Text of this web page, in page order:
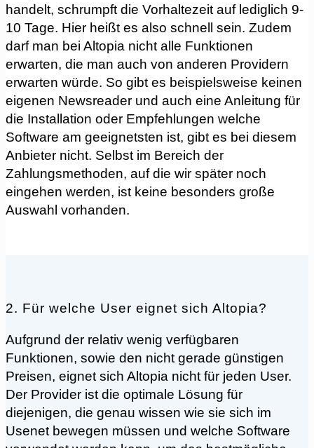
handelt, schrumpft die Vorhaltezeit auf lediglich 9-
10 Tage. Hier heißt es also schnell sein. Zudem
darf man bei Altopia nicht alle Funktionen
erwarten, die man auch von anderen Providern
erwarten würde. So gibt es beispielsweise keinen
eigenen Newsreader und auch eine Anleitung für
die Installation oder Empfehlungen welche
Software am geeignetsten ist, gibt es bei diesem
Anbieter nicht. Selbst im Bereich der
Zahlungsmethoden, auf die wir später noch
eingehen werden, ist keine besonders große
Auswahl vorhanden.
2. Für welche User eignet sich Altopia?
Aufgrund der relativ wenig verfügbaren
Funktionen, sowie den nicht gerade günstigen
Preisen, eignet sich Altopia nicht für jeden User.
Der Provider ist die optimale Lösung für
diejenigen, die genau wissen wie sie sich im
Usenet bewegen müssen und welche Software